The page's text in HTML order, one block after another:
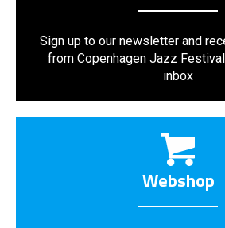
Sign up to our newsletter and
from Copenhagen Jazz
inbox
Webshop